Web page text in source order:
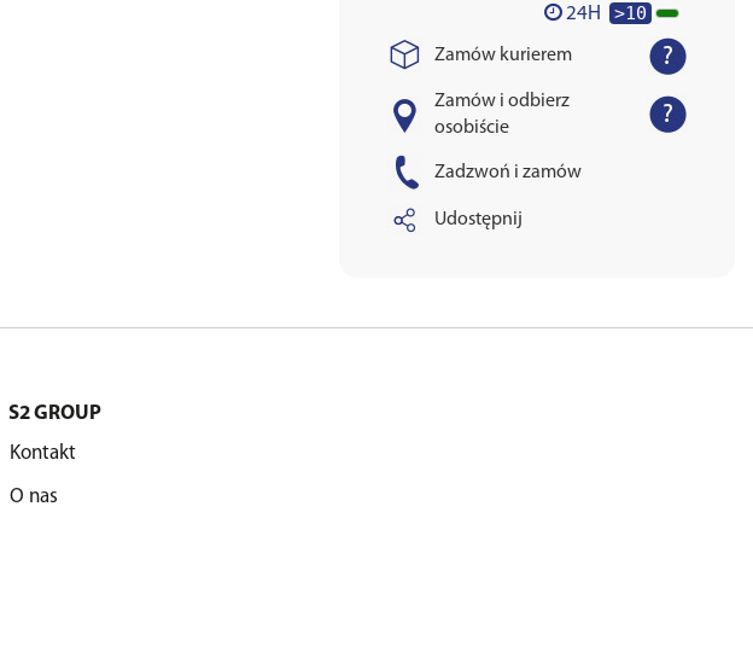
24H >10
Zamów kurierem
Zamów i odbierz
osobiście
Zadzwoń i zamów
Udostępnij
S2 GROUP
Kontakt
O nas